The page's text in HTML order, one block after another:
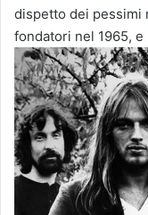
dispetto dei pessimi
fondatori nel 1965, e